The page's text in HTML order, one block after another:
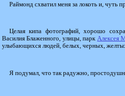
Раймонд схватил меня за локоть и, чуть
Целая кипа фотографий, хорошо
Василия Блаженного, улицы, парк Алексея
улыбающихся людей, белых, черных,
Я подумал, что так радужно,